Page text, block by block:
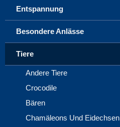
Entspannung
Besondere Anlässe
Tiere
Andere Tiere
Crocodile
Bären
Chamäleons Und Eidechsen